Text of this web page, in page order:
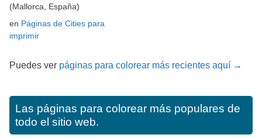
(Mallorca, España)
en Páginas de Cities para
imprimir
Puedes ver páginas para colorear más recientes aquí →
Las páginas para colorear más populares de
todo el sitio web.